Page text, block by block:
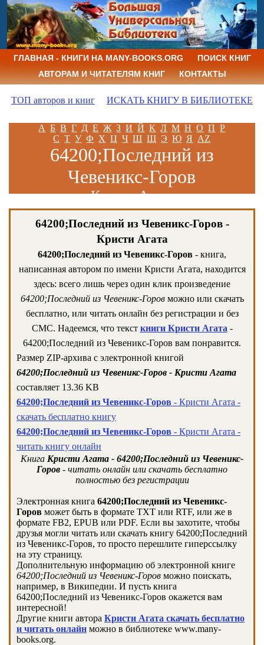
ГЛАВНАЯ - КНИГИ НА MANY-BOOKS.ORG
ПОИСК КНИГ
АВТОРАМ И ЧИТАТЕЛЯМ КНИГ
КОНТАКТЫ
ТОП авторов и книг ИСКАТЬ КНИГУ В БИБЛИОТЕКЕ
А Б В Г Д Е Ж З И Й К Л М Н О П Р
С Т У Ф Х Ц Ч Ш Щ Э Ю Я AZ
64200;Последний из
Чевеникс-Горов
Кристи Агата
64200;Последний из Чевеникс-Горов -
Кристи Агата
64200;Последний из Чевеникс-Горов - книга,
написанная автором по имени Кристи Агата, находится
здесь: всего лишь через один клик произведение
64200;Последний из Чевеникс-Горовможно или скачать
бесплатно, или читать онлайн без регистрации и без
СМС. Надеемся, что текст книги Кристи Агата -
64200;Последний из Чевеникс-Горов вам понравится.
Размер ZIP-архива c электронной книгой
64200;Последний из Чевеникс-Горов - Кристи Агата
составляет 13.36 KB
64200;Последний из Чевеникс-Горов - Кристи Агата -
скачать бесплатно книгу
64200;Последний из Чевеникс-Горов - Кристи Агата -
читать книгу онлайн
Книга Кристи Агата - 64200;Последний из Чевеникс-
Горов - читать онлайн или скачать бесплатно
полностью без регистрации
Электронная книга 64200;Последний из Чевеникс-
Горов может быть в формате TXT или RTF, или же в
формате FB2, EPUB или PDF. Если вы захотите, чтобы
друзья могли читать или скачать книгу 64200;Последний
из Чевеникс-Горов, то просто перешлите гиперссылку
на эту страницу.
Дополнительную информацию об электронной книге
64200;Последний из Чевеникс-Горов можно поискать,
например, в Википедии. И пусть книга
64200;Последний из Чевеникс-Горов окажется вам
интересной!
Другие книги автора Кристи Агата скачать бесплатно
и читать онлайн можно в библиотеке www.many-
books.org.